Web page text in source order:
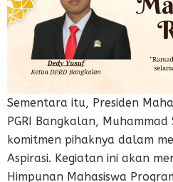
Sementara itu, Presiden
PGRI Bangkalan,
komitmen pihaknya dalam
Aspirasi. Kegiatan ini akan
Himpunan Mahasiswa